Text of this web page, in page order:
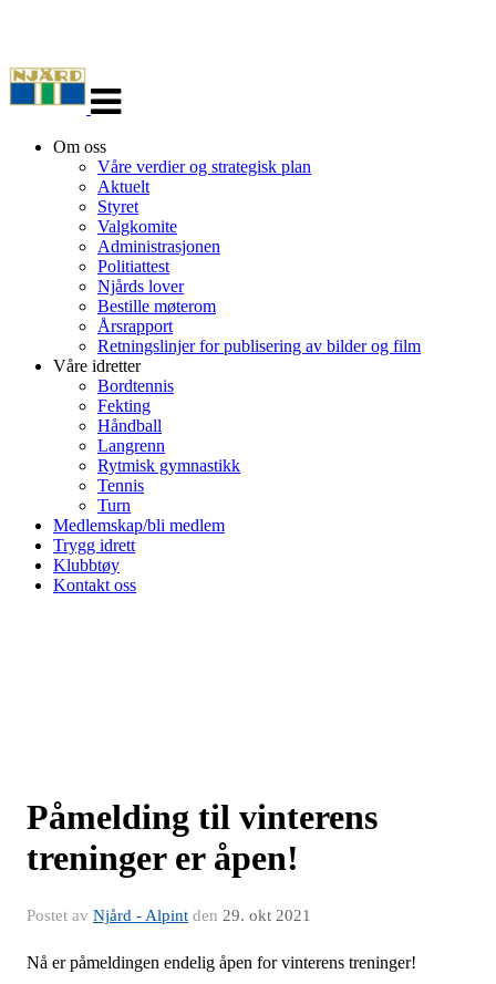
navigasjon
Om oss
Våre verdier og strategisk plan
Aktuelt
Styret
Valgkomite
Administrasjonen
Politiattest
Njårds lover
Bestille møterom
Årsrapport
Retningslinjer for publisering av bilder og film
Våre idretter
Bordtennis
Fekting
Håndball
Langrenn
Rytmisk gymnastikk
Tennis
Turn
Medlemskap/bli medlem
Trygg idrett
Klubbtøy
Kontakt oss
Påmelding til vinterens
treninger er åpen!
Postet av Njård - Alpint den 29. okt 2021
Nå er påmeldingen endelig åpen for vinterens treninger!